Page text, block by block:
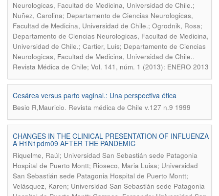
Neurologicas, Facultad de Medicina, Universidad de Chile.;
Nuñez, Carolina; Departamento de Ciencias Neurologicas,
Facultad de Medicina, Universidad de Chile.; Ogrodnik, Rosa;
Departamento de Ciencias Neurologicas, Facultad de Medicina,
Universidad de Chile.; Cartier, Luis; Departamento de Ciencias
Neurologicas, Facultad de Medicina, Universidad de Chile..
Revista Médica de Chile; Vol. 141, núm. 1 (2013): ENERO 2013
Cesárea versus parto vaginal.: Una perspectiva ética
Besio R,Mauricio. Revista médica de Chile v.127 n.9 1999
CHANGES IN THE CLINICAL PRESENTATION OF INFLUENZA
A H1N1pdm09 AFTER THE PANDEMIC
Riquelme, Raúl; Universidad San Sebastián sede Patagonia
Hospital de Puerto Montt; Rioseco, Maria Luisa; Universidad
San Sebastián sede Patagonia Hospital de Puerto Montt;
Velásquez, Karen; Universidad San Sebastián sede Patagonia